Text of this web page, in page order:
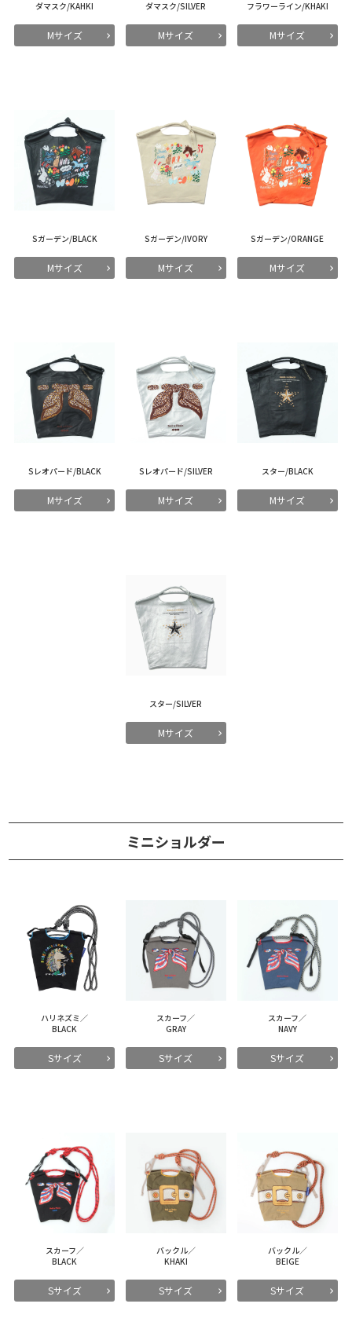
ダマスク/KAHKI
Mサイズ
ダマスク/SILVER
Mサイズ
フラワーライン/KHAKI
Mサイズ
Sガーデン/BLACK
Mサイズ
Sガーデン/IVORY
Mサイズ
Sガーデン/ORANGE
Mサイズ
Sレオパード/BLACK
Mサイズ
Sレオパード/SILVER
Mサイズ
スター/BLACK
Mサイズ
スター/SILVER
Mサイズ
ミニショルダー
ハリネズミ／
BLACK
Sサイズ
スカーフ／
GRAY
Sサイズ
スカーフ／
NAVY
Sサイズ
スカーフ／
BLACK
Sサイズ
バックル／
KHAKI
Sサイズ
バックル／
BEIGE
Sサイズ